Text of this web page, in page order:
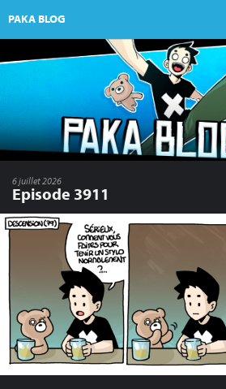
PAKA BLOG
6 juillet 2026
Episode 3911